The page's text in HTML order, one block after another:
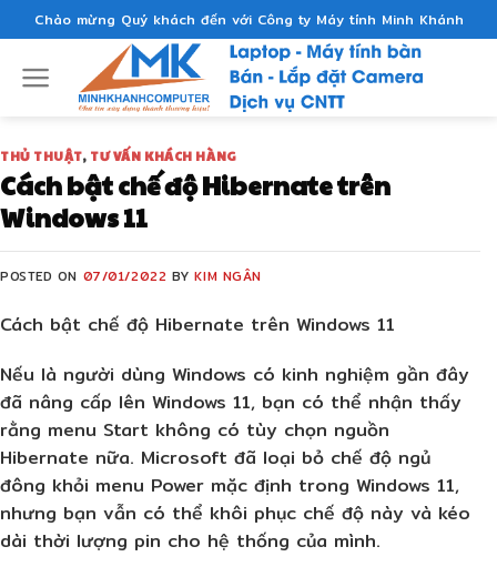
to
content
Chào mừng Quý khách đến với Công ty Máy tính Minh Khánh
THỦ THUẬT, TƯ VẤN KHÁCH HÀNG
Cách bật chế độ Hibernate trên
Windows 11
POSTED ON 07/01/2022 BYKIM NGÂN
Cách bật chế độ Hibernate trên Windows 11
Nếu là người dùng Windows có kinh nghiệm gần đây
đã nâng cấp lên Windows 11, bạn có thể nhận thấy
rằng menu Start không có tùy chọn nguồn
Hibernate nữa. Microsoft đã loại bỏ chế độ ngủ
đông khỏi menu Power mặc định trong Windows 11,
nhưng bạn vẫn có thể khôi phục chế độ này và kéo
dài thời lượng pin cho hệ thống của mình.